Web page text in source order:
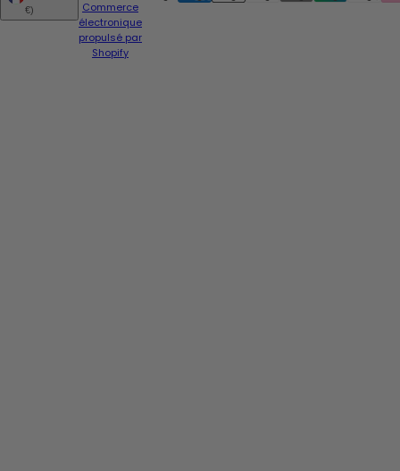
€)
Commerce
électronique
propulsé par
Shopify